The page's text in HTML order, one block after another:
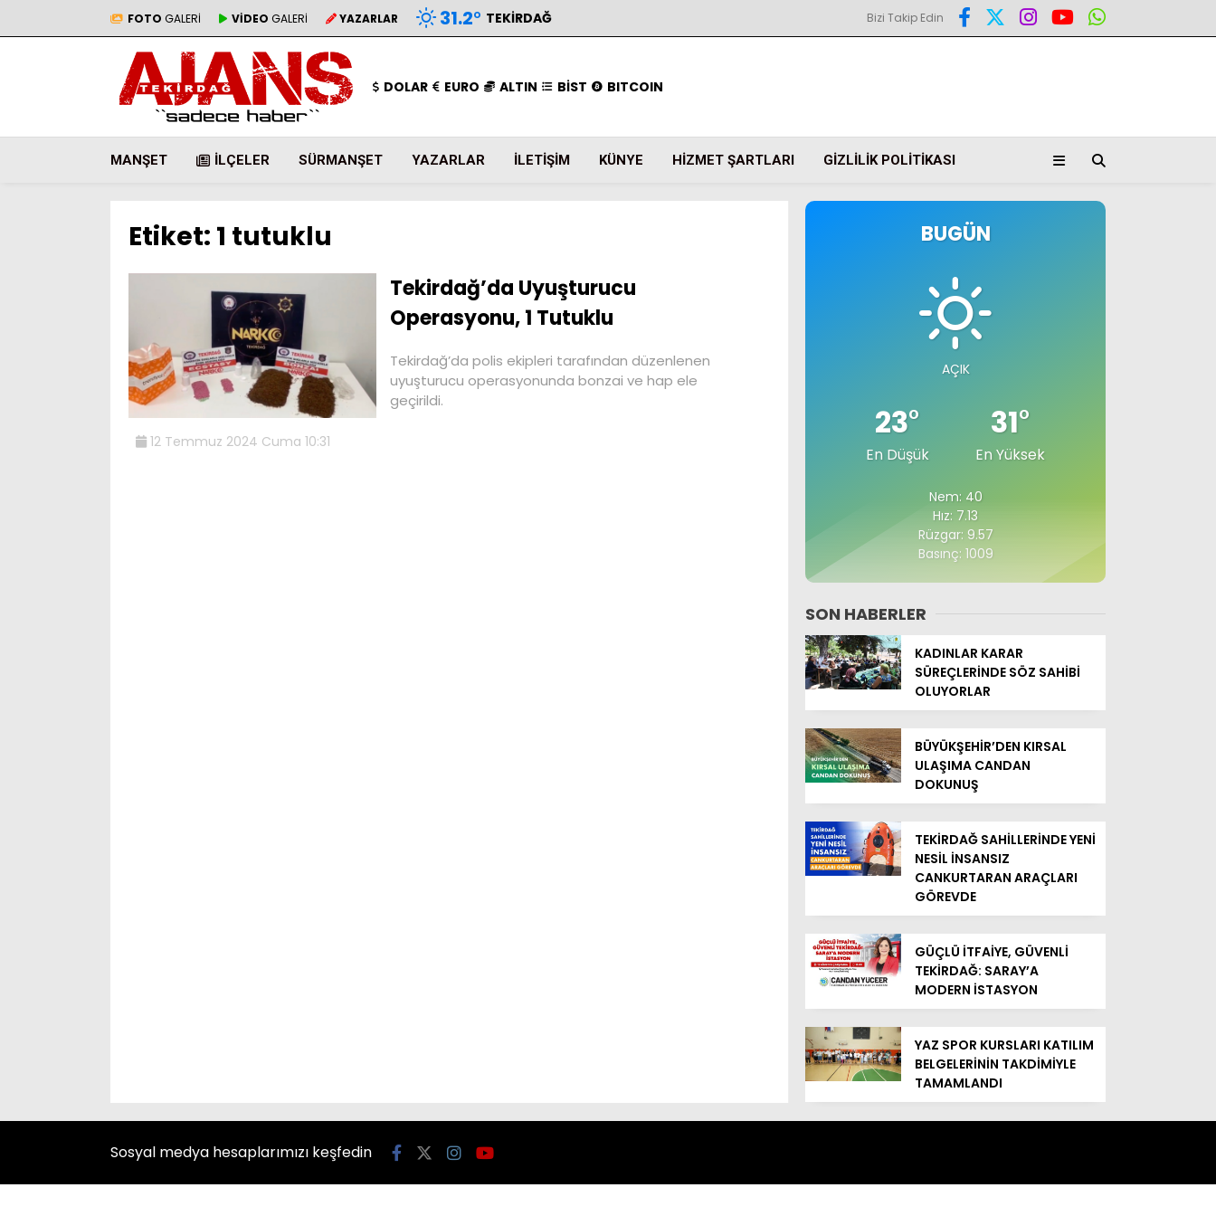
FOTO GALERİ VİDEO GALERİ YAZARLAR 31.2° TEKIRDAĞ Bizi Takip Edin
DOLAR EURO ALTIN BİST BITCOIN
MANŞET İLÇELER SÜRMANŞET YAZARLAR İLETIŞIM KÜNYE HIZMET ŞARTLARI GIZLILIK POLITIKASI
Etiket: 1 tutuklu
Tekirdağ’da Uyuşturucu
Operasyonu, 1 Tutuklu
Tekirdağ’da polis ekipleri tarafından düzenlenen
uyuşturucu operasyonunda bonzai ve hap ele
geçirildi.
12 Temmuz 2024 Cuma 10:31
BUGÜN
AÇIK
23°
En Düşük
31°
En Yüksek
Nem: 40
Hız: 7.13
Rüzgar: 9.57
Basınç: 1009
SON HABERLER
KADINLAR KARAR
SÜREÇLERİNDE SÖZ SAHİBİ
OLUYORLAR
BÜYÜKŞEHİR’DEN KIRSAL
ULAŞIMA CANDAN
DOKUNUŞ
TEKİRDAĞ SAHİLLERİNDE YENİ
NESİL İNSANSIZ
CANKURTARAN ARAÇLARI
GÖREVDE
GÜÇLÜ İTFAİYE, GÜVENLİ
TEKİRDAĞ: SARAY’A
MODERN İSTASYON
YAZ SPOR KURSLARI KATILIM
BELGELERİNİN TAKDİMİYLE
TAMAMLANDI
Sosyal medya hesaplarımızı keşfedin